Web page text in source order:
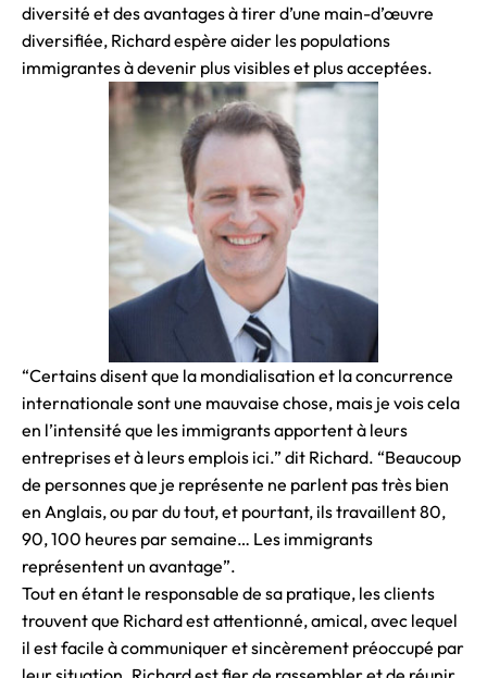
diversité et des avantages à tirer d’une main-d’œuvre
diversifiée, Richard espère aider les populations
immigrantes à devenir plus visibles et plus acceptées.
“Certains disent que la mondialisation et la concurrence
internationale sont une mauvaise chose, mais je vois cela
en l’intensité que les immigrants apportent à leurs
entreprises et à leurs emplois ici.” dit Richard. “Beaucoup
de personnes que je représente ne parlent pas très bien
en Anglais, ou par du tout, et pourtant, ils travaillent 80,
90, 100 heures par semaine… Les immigrants
représentent un avantage”.
Tout en étant le responsable de sa pratique, les clients
trouvent que Richard est attentionné, amical, avec lequel
il est facile à communiquer et sincèrement préoccupé par